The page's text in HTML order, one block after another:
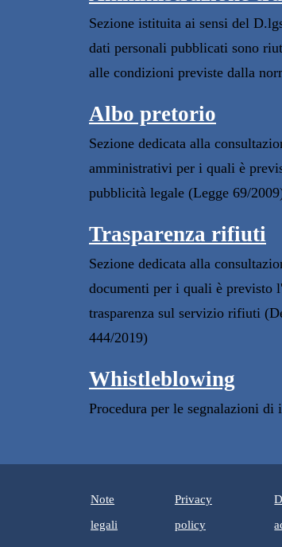
Sezione istituita ai sensi del
dati personali pubblicati sono
alle condizioni previste dalla
Albo pretorio
Sezione dedicata alla
amministrativi per i quali è
pubblicità legale (Legge 69/
Trasparenza rifiuti
Sezione dedicata alla
documenti per i quali è previsto
trasparenza sul servizio rifiuti
444/2019)
Whistleblowing
Procedura per le segnalazioni di
Note
legali
Privacy
policy